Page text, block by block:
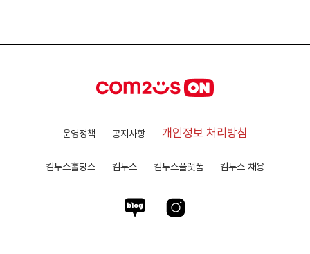
운영정책 공지사항 개인정보 처리방침
컴투스홀딩스 컴투스 컴투스플랫폼 컴투스 채용